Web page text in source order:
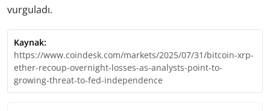
vurguladı.
Kaynak:
https://www.coindesk.com/markets/2025/07/31/bitcoin-xrp-
ether-recoup-overnight-losses-as-analysts-point-to-
growing-threat-to-fed-independence